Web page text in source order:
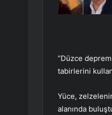
“Düzce
tabirlerini
Yüce,
alanında